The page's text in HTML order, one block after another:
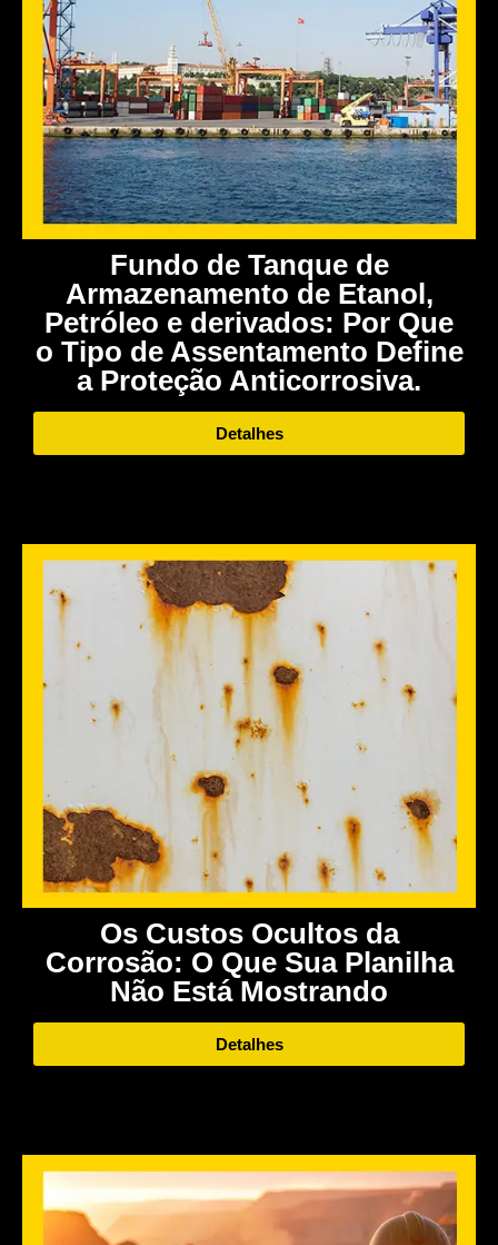
Fundo de Tanque de
Armazenamento de Etanol,
Petróleo e derivados: Por Que
o Tipo de Assentamento Define
a Proteção Anticorrosiva.
Detalhes
Os Custos Ocultos da
Corrosão: O Que Sua Planilha
Não Está Mostrando
Detalhes